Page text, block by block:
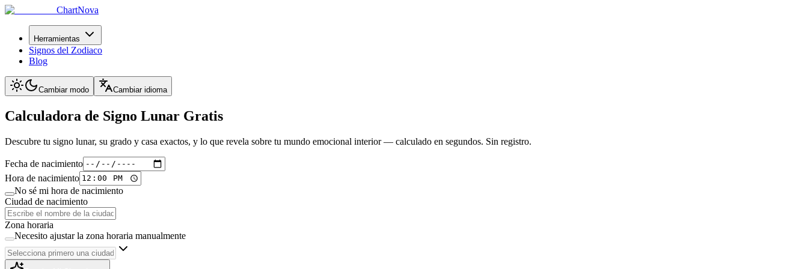
ChartNova
Herramientas
Signos del Zodiaco
Blog
Cambiar modo Cambiar idioma
Calculadora de Signo Lunar Gratis
Descubre tu signo lunar, su grado y casa exactos, y lo que revela sobre tu mundo emocional interior — calculado en segundos. Sin registro.
Fecha de nacimiento
Hora de nacimiento
No sé mi hora de nacimiento
Ciudad de nacimiento
Zona horaria
Necesito ajustar la zona horaria manualmente